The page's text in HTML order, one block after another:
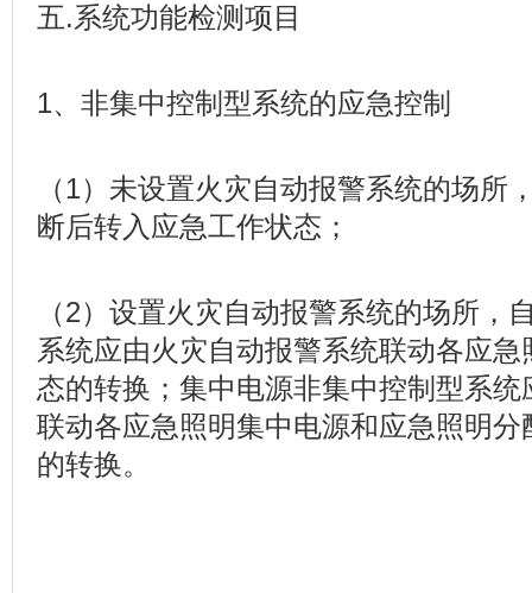
五.系统功能检测项目
1、非集中控制型系统的应急控制
（1）未设置火灾自动报警系统的场所
断后转入应急工作状态；
（2）设置火灾自动报警系统的场所，
系统应由火灾自动报警系统联动各应
态的转换；集中电源非集中控制型系
联动各应急照明集中电源和应急照明
的转换。